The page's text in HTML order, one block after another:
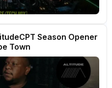
Season Opener
Town